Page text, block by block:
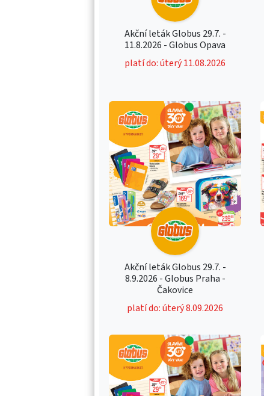
Akční leták Globus 29.7. -
11.8.2026 - Globus Opava
platí do: úterý 11.08.2026
Akční leták Globus 29.7. -
8.9.2026 - Globus Praha -
Čakovice
platí do: úterý 8.09.2026